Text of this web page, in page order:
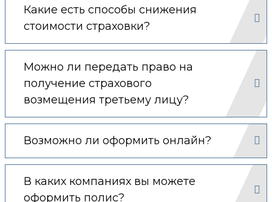
Какие есть способы снижения
стоимости страховки?
Можно ли передать право на
получение страхового
возмещения третьему лицу?
Возможно ли оформить онлайн?
В каких компаниях вы можете
оформить полис?